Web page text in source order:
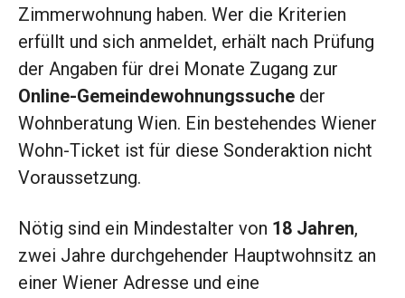
Zimmerwohnung haben. Wer die Kriterien
erfüllt und sich anmeldet, erhält nach Prüfung
der Angaben für drei Monate Zugang zur
Online-Gemeindewohnungssuche der
Wohnberatung Wien. Ein bestehendes Wiener
Wohn-Ticket ist für diese Sonderaktion nicht
Voraussetzung.
Nötig sind ein Mindestalter von 18 Jahren,
zwei Jahre durchgehender Hauptwohnsitz an
einer Wiener Adresse und eine